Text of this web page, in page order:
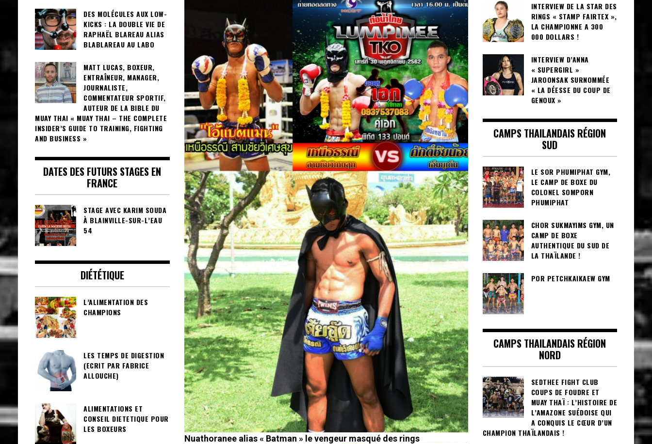
Nuathoranee alias « Batman » le vengeur masqué des rings
DES MOLÉCULES AUX LOW-
KICKS : LA DOUBLE VIE DE
RAPHAËL BLAREAU ALIAS
BLABLAREAU AU LABO
MATT LUCAS, BOXEUR,
ENTRAÎNEUR, MANAGER,
JOURNALISTE,
COMMENTATEUR SPORTIF,
AUTEUR DE LA BIBLE DU
MUAY THAI « MUAY THAI – THE COMPLETE
INSIDER’S GUIDE TO TRAINING, FIGHTING
AND BUSINESS »
DATES DES FUTURS STAGES EN
FRANCE
STAGE AVEC KARIM SOUDA
À BLAINVILLE-SUR-L’EAU
54
DIÉTÉTIQUE
L’ALIMENTATION DES
CHAMPIONS
LES TEMPS DE DIGESTION
(ECRIT PAR FABRICE
ALLOUCHE)
ALIMENTATIONS ET
CONSEIL DIETETIQUE POUR
LES BOXEURS
INTERVIEW DE LA STAR DES
RINGS « STAMP FAIRTEX »,
LA CHAMPIONNE A 300
000 DOLLARS !
INTERVIEW D’ANNA
« SUPERGIRL »
JAROONSAK SURNOMMÉE
« LA DÉESSE DU COUP DE
GENOUX »
CAMPS THAILANDAIS RÉGION
SUD
LE SOR PHUMIPHAT GYM,
LE CAMP DE BOXE DU
COLONEL SOMPORN
PHUMIPHAT
CHOR SUKMAYIMS GYM, UN
CAMP DE BOXE
AUTHENTIQUE DU SUD DE
LA THAÏLANDE !
POR PETCHKAIKAEW GYM
CAMPS THAILANDAIS RÉGION
NORD
SEDTHEE FIGHT CLUB
COUPS DE FOUDRE ET
MUAY THAÏ : L’HISTOIRE DE
L’AMAZONE SUÉDOISE QUI
A CONQUIS LE CŒUR D’UN
CHAMPION THAÏLANDAIS !